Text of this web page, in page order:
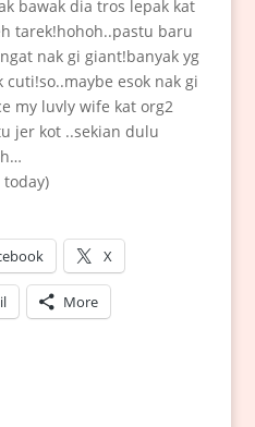
bawak dia tros lepak kat
tarek!hohoh..pastu baru
nak gi giant!banyak yg
esok nak gi
my luvly wife kat org2
jer kot ..sekian dulu
X
More